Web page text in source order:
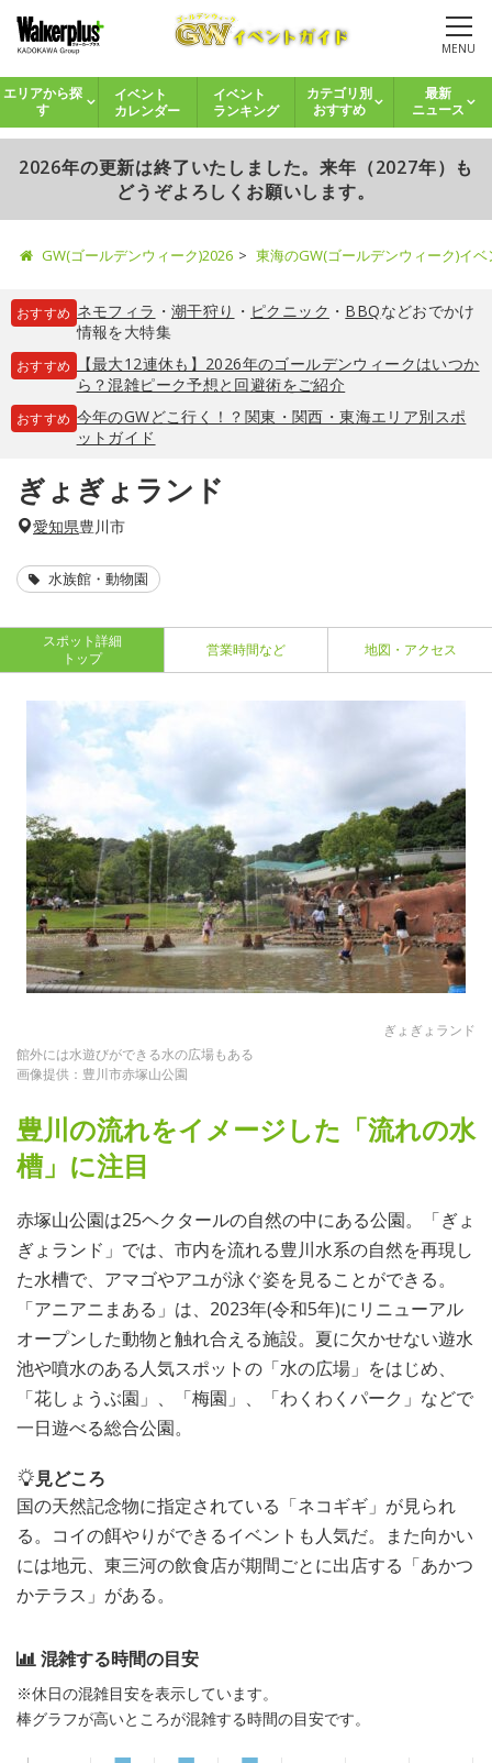
MENU
エリアから探
す
イベント
カレンダー
イベント
ランキング
カテゴリ別
おすすめ
最新
ニュース
2026年の更新は終了いたしました。来年（2027年）も
どうぞよろしくお願いします。
GW(ゴールデンウィーク)2026 東海のGW(ゴールデンウィーク)イ
おすすめ ネモフィラ ・ 潮干狩り ・ ピクニック ・ BBQなどおでかけ
情報を大特集
おすすめ
【最大12連休も】2026年のゴールデンウィークはいつか
ら？混雑ピーク予想と回避術をご紹介
おすすめ 今年のGWどこ行く！？関東・関西・東海エリア別スポ
ットガイド
ぎょぎょランド
愛知県豊川市
水族館・動物園
スポット詳細
トップ
営業時間など 地図・アクセス
ぎょぎょランド
館外には水遊びができる水の広場もある
画像提供：豊川市赤塚山公園
豊川の流れをイメージした「流れの水
槽」に注目
赤塚山公園は25ヘクタールの自然の中にある公園。「ぎょ
ぎょランド」では、市内を流れる豊川水系の自然を再現し
た水槽で、アマゴやアユが泳ぐ姿を見ることができる。
「アニアニまある」は、2023年(令和5年)にリニューアル
オープンした動物と触れ合える施設。夏に欠かせない遊水
池や噴水のある人気スポットの「水の広場」をはじめ、
「花しょうぶ園」、「梅園」、「わくわくパーク」などで
一日遊べる総合公園。
見どころ
国の天然記念物に指定されている「ネコギギ」が見られ
る。コイの餌やりができるイベントも人気だ。また向かい
には地元、東三河の飲食店が期間ごとに出店する「あかつ
かテラス」がある。
混雑する時間の目安
※休日の混雑目安を表示しています。
棒グラフが高いところが混雑する時間の目安です。